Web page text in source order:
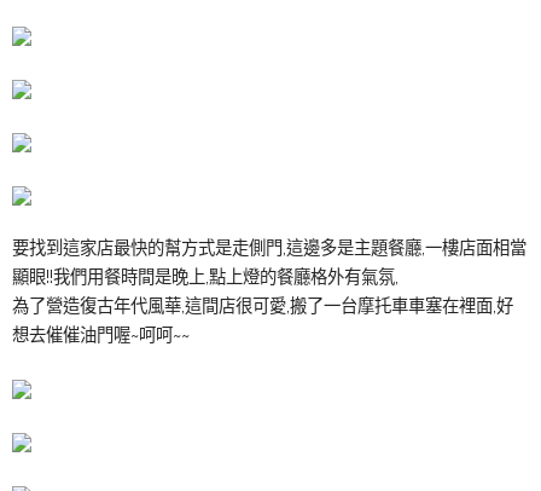
要找到這家店最快的幫方式是走側門,這邊多是主題餐廳,一樓店面相當
顯眼!!我們用餐時間是晚上,點上燈的餐廳格外有氣氛,
為了營造復古年代風華,這間店很可愛,搬了一台摩托車車塞在裡面,好
想去催催油門喔~呵呵~~